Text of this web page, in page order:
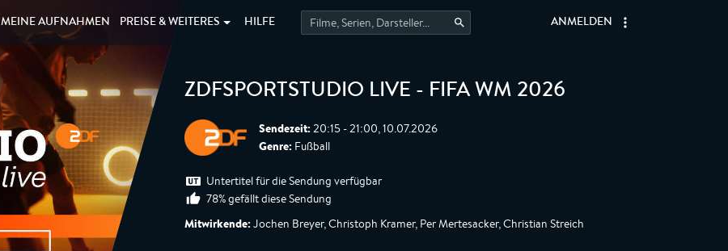
MEINE AUFNAHMEN PREISE & WEITERES HILFE ANMELDEN
ZDFSPORTSTUDIO LIVE - FIFA WM 2026
Sendezeit: 20:15 - 21:00, 10.07.2026
Genre: Fußball
Untertitel für die Sendung verfügbar
78% gefällt diese Sendung
Mitwirkende: Jochen Breyer, Christoph Kramer, Per Mertesacker, Christian Streich